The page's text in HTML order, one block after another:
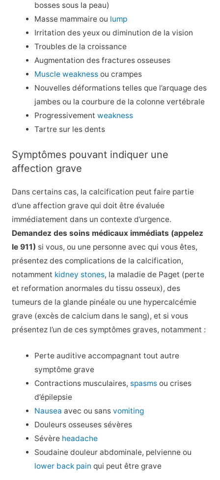
bosses sous la peau)
Masse mammaire ou lump
Irritation des yeux ou diminution de la vision
Troubles de la croissance
Augmentation des fractures osseuses
Muscle weakness ou crampes
Nouvelles déformations telles que l’arquage des
jambes ou la courbure de la colonne vertébrale
Progressivementweakness
Tartre sur les dents
Symptômes pouvant indiquer une
affection grave
Dans certains cas, la calcification peut faire partie
d’une affection grave qui doit être évaluée
immédiatement dans un contexte d’urgence.
Demandez des soins médicaux immédiats (appelez
le 911) si vous, ou une personne avec qui vous êtes,
présentez des complications de la calcification,
notamment kidney stones, la maladie de Paget (perte
et reformation anormales du tissu osseux), des
tumeurs de la glande pinéale ou une hypercalcémie
grave (excès de calcium dans le sang), et si vous
présentez l’un de ces symptômes graves, notamment :
Perte auditive accompagnant tout autre
symptôme grave
Contractions musculaires, spasms ou crises
d’épilepsie
Nausea avec ou sansvomiting
Douleurs osseuses sévères
Sévère headache
Soudaine douleur abdominale, pelvienne ou
lower back pain qui peut être grave